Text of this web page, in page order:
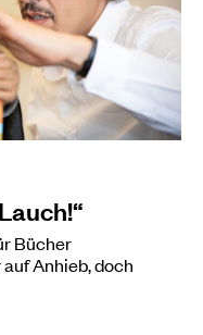
Bücher
Anhieb, doch